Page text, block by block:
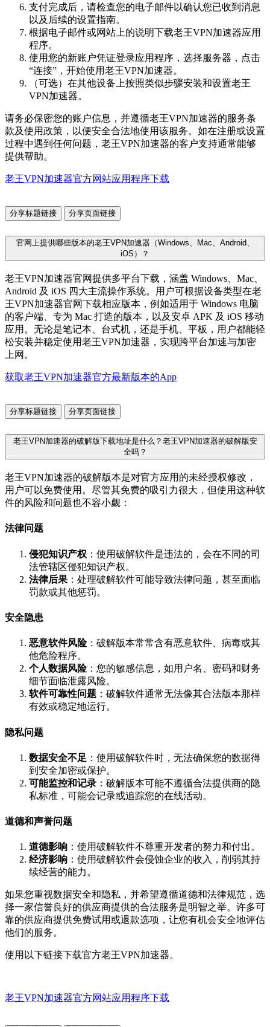
支付完成后，请检查您的电子邮件以确认您已收到消息
以及后续的设置指南。
根据电子邮件或网站上的说明下载老王VPN加速器应用
程序。
使用您的新账户凭证登录应用程序，选择服务器，点击
“连接”，开始使用老王VPN加速器。
（可选）在其他设备上按照类似步骤安装和设置老王
VPN加速器。
请务必保密您的账户信息，并遵循老王VPN加速器的服务条
款及使用政策，以便安全合法地使用该服务。如在注册或设置
过程中遇到任何问题，老王VPN加速器的客户支持通常能够
提供帮助。
老王VPN加速器官方网站应用程序下载
分享标题链接 分享页面链接
官网上提供哪些版本的老王VPN加速器（Windows、Mac、Android、
iOS）？
老王VPN加速器官网提供多平台下载，涵盖 Windows、Mac、
Android 及 iOS 四大主流操作系统。用户可根据设备类型在老
王VPN加速器官网下载相应版本，例如适用于 Windows 电脑
的客户端、专为 Mac 打造的版本，以及安卓 APK 及 iOS 移动
应用。无论是笔记本、台式机，还是手机、平板，用户都能轻
松安装并稳定使用老王VPN加速器，实现跨平台加速与加密
上网。
获取老王VPN加速器官方最新版本的App
分享标题链接 分享页面链接
老王VPN加速器的破解版下载地址是什么？老王VPN加速器的破解版安
全吗？
老王VPN加速器的破解版本是对官方应用的未经授权修改，
用户可以免费使用。尽管其免费的吸引力很大，但使用这种软
件的风险和问题也不容小觑：
法律问题
侵犯知识产权 ：使用破解软件是违法的，会在不同的司
法管辖区侵犯知识产权。
法律后果 ：处理破解软件可能导致法律问题，甚至面临
罚款或其他惩罚。
安全隐患
恶意软件风险：破解版本常常含有恶意软件、病毒或其
他危险程序。
个人数据风险：您的敏感信息，如用户名、密码和财务
细节面临泄露风险。
软件可靠性问题 ：破解软件通常无法像其合法版本那样
有效或稳定地运行。
隐私问题
数据安全不足 ：使用破解软件时，无法确保您的数据得
到安全加密或保护。
可能监控和记录 ：破解版本可能不遵循合法提供商的隐
私标准，可能会记录或追踪您的在线活动。
道德和声誉问题
道德影响 ：使用破解软件不尊重开发者的努力和付出。
经济影响 ：使用破解软件会侵蚀企业的收入，削弱其持
续经营的能力。
如果您重视数据安全和隐私，并希望遵循道德和法律规范，选
择一家信誉良好的供应商提供的合法服务是明智之举。许多可
靠的供应商提供免费试用或退款选项，让您有机会安全地评估
他们的服务。
使用以下链接下载官方老王VPN加速器。
老王VPN加速器官方网站应用程序下载